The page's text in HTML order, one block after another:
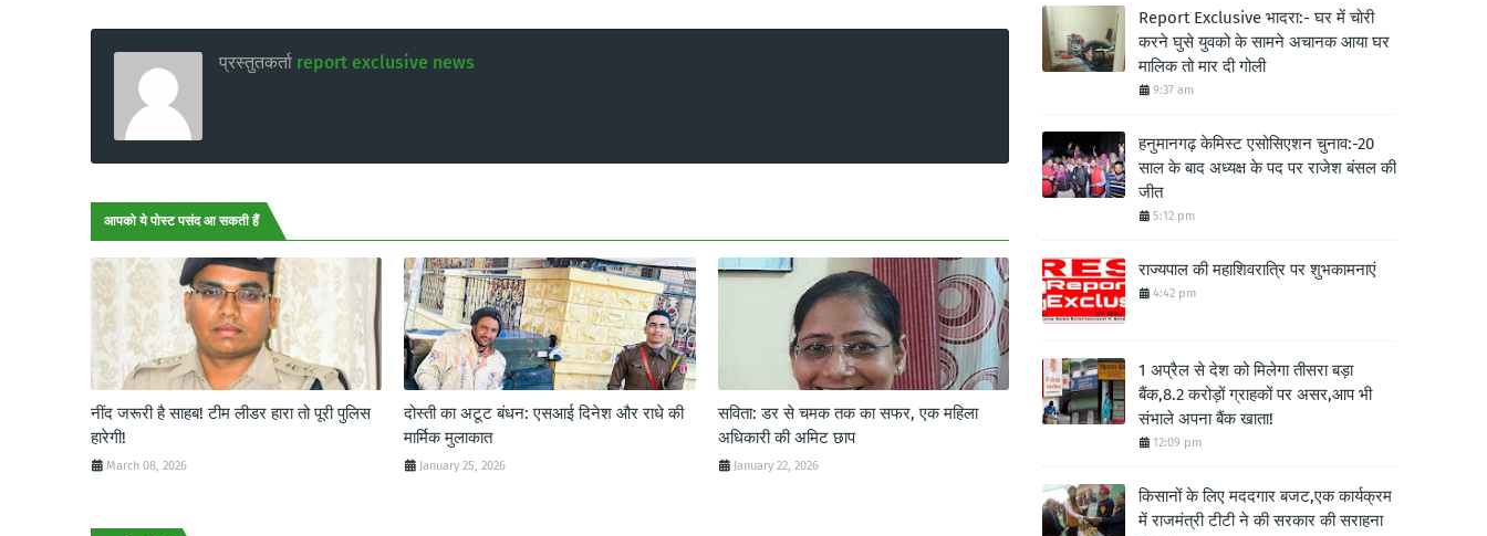
प्रस्तुतकर्ता report exclusive news
आपको ये पोस्ट पसंद आ सकती हैं
नींद जरूरी है साहब! टीम लीडर हारा तो पूरी पुलिस
हारेगी!
March 08, 2026
दोस्ती का अटूट बंधन: एसआई दिनेश और राधे की
मार्मिक मुलाकात
January 25, 2026
सविता: डर से चमक तक का सफर, एक महिला
अधिकारी की अमिट छाप
January 22, 2026
Report Exclusive भादरा:- घर में चोरी
करने घुसे युवको के सामने अचानक आया घर
मालिक तो मार दी गोली
9:37 am
हनुमानगढ़ केमिस्ट एसोसिएशन चुनाव:-20
साल के बाद अध्यक्ष के पद पर राजेश बंसल की
जीत
5:12 pm
राज्यपाल की महाशिवरात्रि पर शुभकामनाएं
4:42 pm
1 अप्रैल से देश को मिलेगा तीसरा बड़ा
बैंक,8.2 करोड़ों ग्राहकों पर असर,आप भी
संभाले अपना बैंक खाता!
12:09 pm
किसानों के लिए मददगार बजट,एक कार्यक्रम
में राजमंत्री टीटी ने की सरकार की सराहना